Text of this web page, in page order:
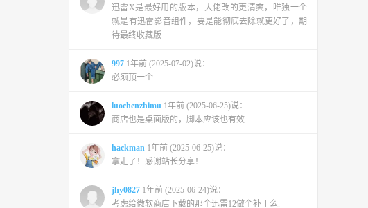
迅雷X是最好用的版本，大佬改的更清爽，唯独一个
就是有迅雷影音组件，要是能彻底去除就更好了，期
待最终收藏版
997 1年前 (2025-07-02)说：
必须顶一个
luochenzhimu 1年前 (2025-06-25)说：
商店也是桌面版的，脚本应该也有效
hackman 1年前 (2025-06-25)说：
拿走了！感谢站长分享！
jhy0827 1年前 (2025-06-24)说：
考虑给微软商店下载的那个迅雷12做个补丁么.